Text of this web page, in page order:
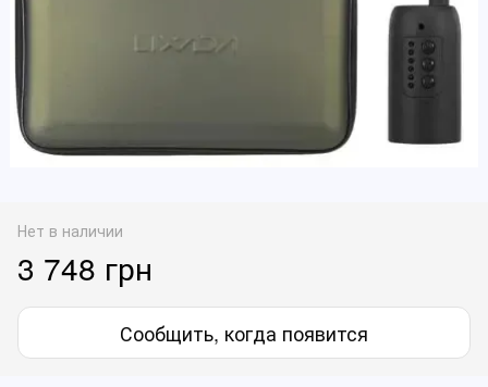
Нет в наличии
3 748 грн
Сообщить, когда появится